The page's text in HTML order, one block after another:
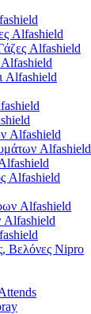
Alfashield
Alfashield
Alfashield
Alfashield
Alfashield
Alfashield
Alfashield
Alfashield
Alfashield
Βελόνες Nipro